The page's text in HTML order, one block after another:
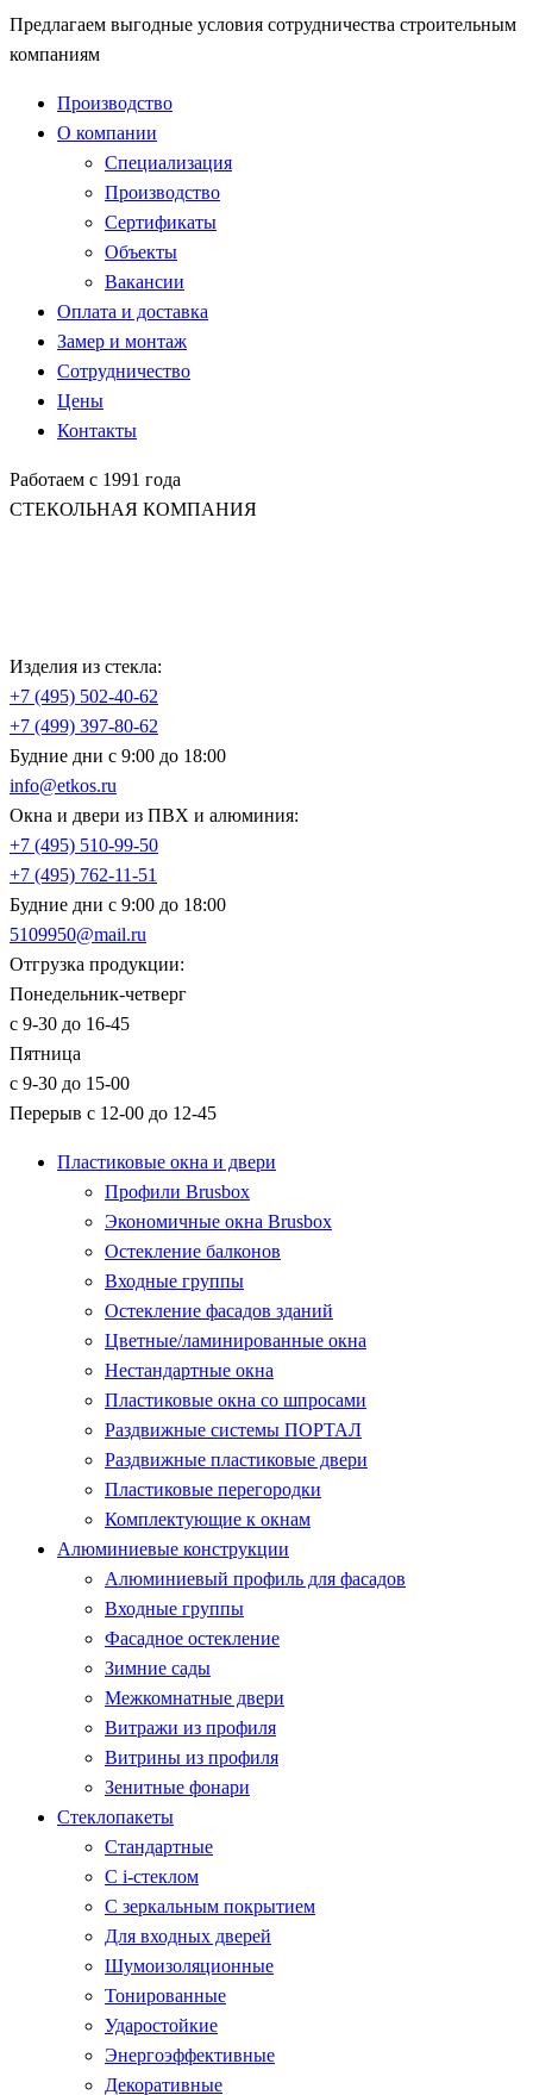
Предлагаем выгодные условия сотрудничества строительным
компаниям
Производство
О компании
Специализация
Производство
Сертификаты
Объекты
Вакансии
Оплата и доставка
Замер и монтаж
Сотрудничество
Цены
Контакты
Работаем с 1991 года
СТЕКОЛЬНАЯ КОМПАНИЯ
Изделия из стекла:
+7 (495) 502-40-62
+7 (499) 397-80-62
Будние дни с 9:00 до 18:00
info@etkos.ru
Окна и двери из ПВХ и алюминия:
+7 (495) 510-99-50
+7 (495) 762-11-51
Будние дни с 9:00 до 18:00
5109950@mail.ru
Отгрузка продукции:
Понедельник-четверг
с 9-30 до 16-45
Пятница
с 9-30 до 15-00
Перерыв с 12-00 до 12-45
Пластиковые окна и двери
Профили Brusbox
Экономичные окна Brusbox
Остекление балконов
Входные группы
Остекление фасадов зданий
Цветные/ламинированные окна
Нестандартные окна
Пластиковые окна со шпросами
Раздвижные системы ПОРТАЛ
Раздвижные пластиковые двери
Пластиковые перегородки
Комплектующие к окнам
Алюминиевые конструкции
Алюминиевый профиль для фасадов
Входные группы
Фасадное остекление
Зимние сады
Межкомнатные двери
Витражи из профиля
Витрины из профиля
Зенитные фонари
Стеклопакеты
Стандартные
С i-стеклом
С зеркальным покрытием
Для входных дверей
Шумоизоляционные
Тонированные
Ударостойкие
Энергоэффективные
Декоративные